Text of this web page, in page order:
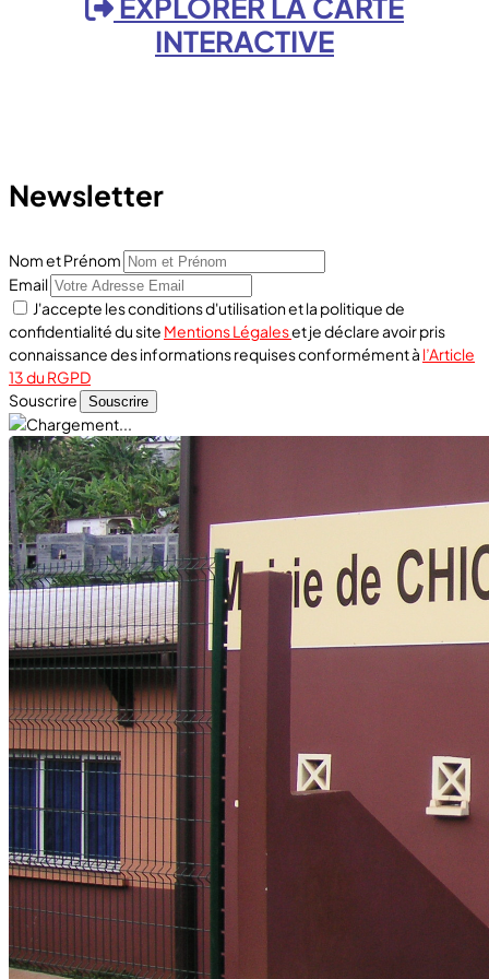
INTERACTIVE
Newsletter
Nom et Prénom
Email
J'accepte les conditions d'utilisation et la politique de
confidentialité du site Mentions Légaleset je déclare avoir pris
connaissance des informations requises conformément à l’Article
13 du RGPD
Souscrire